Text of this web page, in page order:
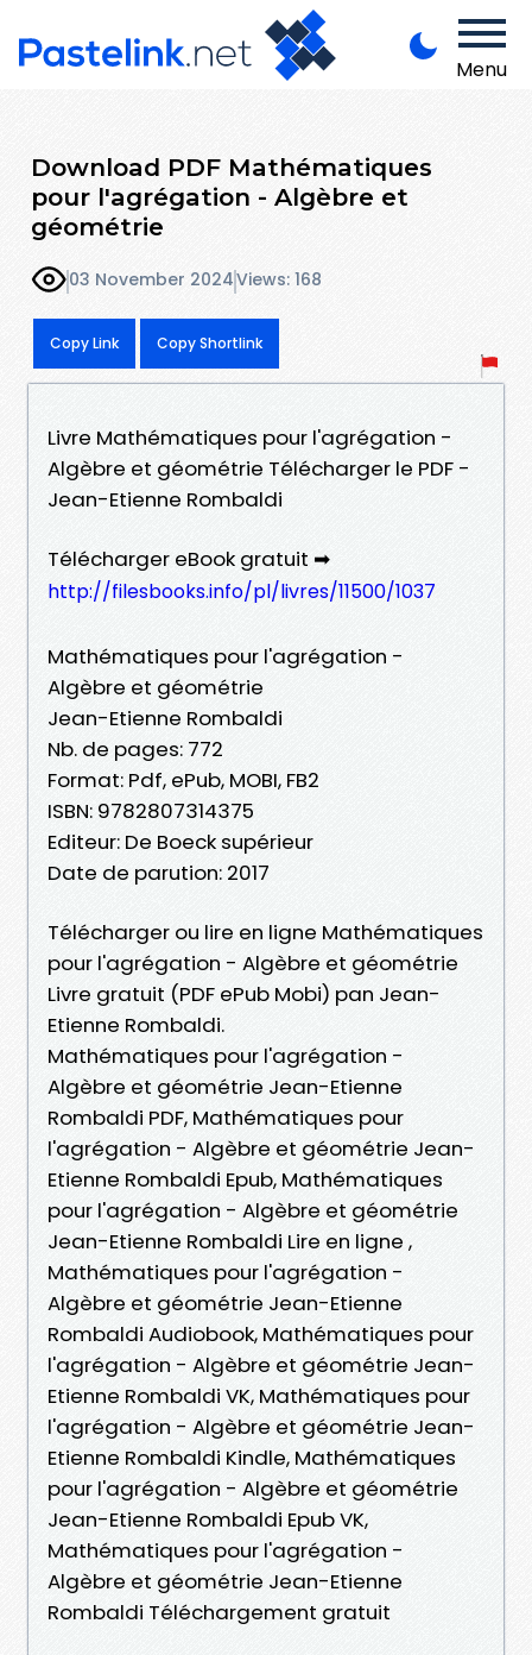
Menu
Download PDF Mathématiques
pour l'agrégation - Algèbre et
géométrie
03 November 2024Views: 168
Copy Link Copy Shortlink
Livre Mathématiques pour l'agrégation -
Algèbre et géométrie Télécharger le PDF -
Jean-Etienne Rombaldi
Télécharger eBook gratuit ➡
http://filesbooks.info/pl/livres/11500/1037
Mathématiques pour l'agrégation -
Algèbre et géométrie
Jean-Etienne Rombaldi
Nb. de pages: 772
Format: Pdf, ePub, MOBI, FB2
ISBN: 9782807314375
Editeur: De Boeck supérieur
Date de parution: 2017
Télécharger ou lire en ligne Mathématiques
pour l'agrégation - Algèbre et géométrie
Livre gratuit (PDF ePub Mobi) pan Jean-
Etienne Rombaldi.
Mathématiques pour l'agrégation -
Algèbre et géométrie Jean-Etienne
Rombaldi PDF, Mathématiques pour
l'agrégation - Algèbre et géométrie Jean-
Etienne Rombaldi Epub, Mathématiques
pour l'agrégation - Algèbre et géométrie
Jean-Etienne Rombaldi Lire en ligne ,
Mathématiques pour l'agrégation -
Algèbre et géométrie Jean-Etienne
Rombaldi Audiobook, Mathématiques pour
l'agrégation - Algèbre et géométrie Jean-
Etienne Rombaldi VK, Mathématiques pour
l'agrégation - Algèbre et géométrie Jean-
Etienne Rombaldi Kindle, Mathématiques
pour l'agrégation - Algèbre et géométrie
Jean-Etienne Rombaldi Epub VK,
Mathématiques pour l'agrégation -
Algèbre et géométrie Jean-Etienne
Rombaldi Téléchargement gratuit